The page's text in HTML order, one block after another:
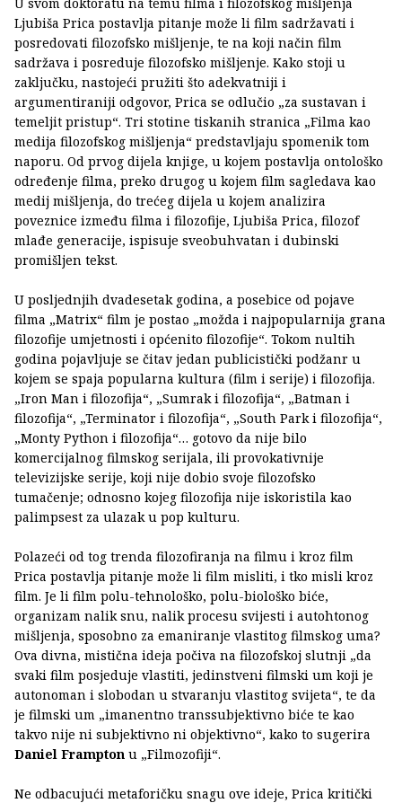
Ljubiša Prica postavlja pitanje može li film sadržavati i
posredovati filozofsko mišljenje, te na koji način film
sadržava i posreduje filozofsko mišljenje. Kako stoji u
zaključku, nastojeći pružiti što adekvatniji i
argumentiraniji odgovor, Prica se odlučio „za sustavan i
temeljit pristup“. Tri stotine tiskanih stranica „Filma kao
medija filozofskog mišljenja“ predstavljaju spomenik tom
naporu. Od prvog dijela knjige, u kojem postavlja ontološko
određenje filma, preko drugog u kojem film sagledava kao
medij mišljenja, do trećeg dijela u kojem analizira
poveznice između filma i filozofije, Ljubiša Prica, filozof
mlađe generacije, ispisuje sveobuhvatan i dubinski
promišljen tekst.
U posljednjih dvadesetak godina, a posebice od pojave
filma „Matrix“ film je postao „možda i najpopularnija grana
filozofije umjetnosti i općenito filozofije“. Tokom nultih
godina pojavljuje se čitav jedan publicistički podžanr u
kojem se spaja popularna kultura (film i serije) i filozofija.
„Iron Man i filozofija“, „Sumrak i filozofija“, „Batman i
filozofija“, „Terminator i filozofija“, „South Park i filozofija“,
„Monty Python i filozofija“… gotovo da nije bilo
komercijalnog filmskog serijala, ili provokativnije
televizijske serije, koji nije dobio svoje filozofsko
tumačenje; odnosno kojeg filozofija nije iskoristila kao
palimpsest za ulazak u pop kulturu.
Polazeći od tog trenda filozofiranja na filmu i kroz film
Prica postavlja pitanje može li film misliti, i tko misli kroz
film. Je li film polu-tehnološko, polu-biološko biće,
organizam nalik snu, nalik procesu svijesti i autohtonog
mišljenja, sposobno za emaniranje vlastitog filmskog uma?
Ova divna, mistična ideja počiva na filozofskoj slutnji „da
svaki film posjeduje vlastiti, jedinstveni filmski um koji je
autonoman i slobodan u stvaranju vlastitog svijeta“, te da
je filmski um „imanentno transsubjektivno biće te kao
takvo nije ni subjektivno ni objektivno“, kako to sugerira
Daniel Frampton u „Filmozofiji“.
Ne odbacujući metaforičku snagu ove ideje, Prica kritički